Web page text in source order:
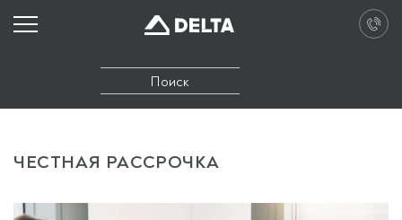
ЧЕСТНАЯ РАССРОЧКА